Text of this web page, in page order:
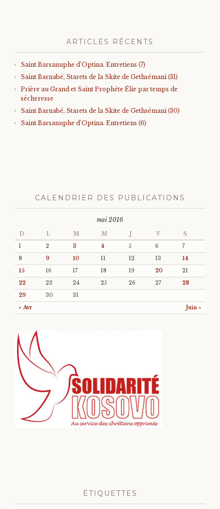
ARTICLES RÉCENTS
Saint Barsanuphe d’Optina. Entretiens (7)
Saint Barnabé, Starets de la Skite de Gethsémani (31)
Prière au Grand et Saint Prophète Élie par temps de
sécheresse
Saint Barnabé, Starets de la Skite de Gethsémani (30)
Saint Barsanuphe d’Optina. Entretiens (6)
CALENDRIER DES PUBLICATIONS
mai 2016
D L M M J V S
« Avr Juin »
1 2 3 4 5 6
7
8
9 10 11 12 13
14
15
16 17 18 19 20
21
22
23 24 25 26 27
28
29
30 31
ÉTIQUETTES